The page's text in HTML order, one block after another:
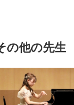
の他の先生